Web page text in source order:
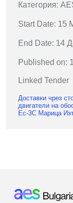
Категория:
Start Date: 15
End Date: 14
Published on:
Linked Tender
Доставки чрез
двигатели на
Ес-3С Марица